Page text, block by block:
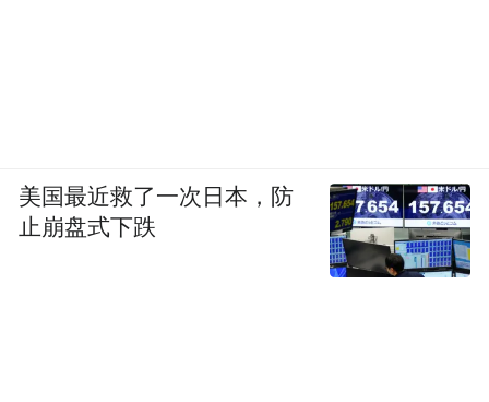
美国最近救了一次日本，防
止崩盘式下跌